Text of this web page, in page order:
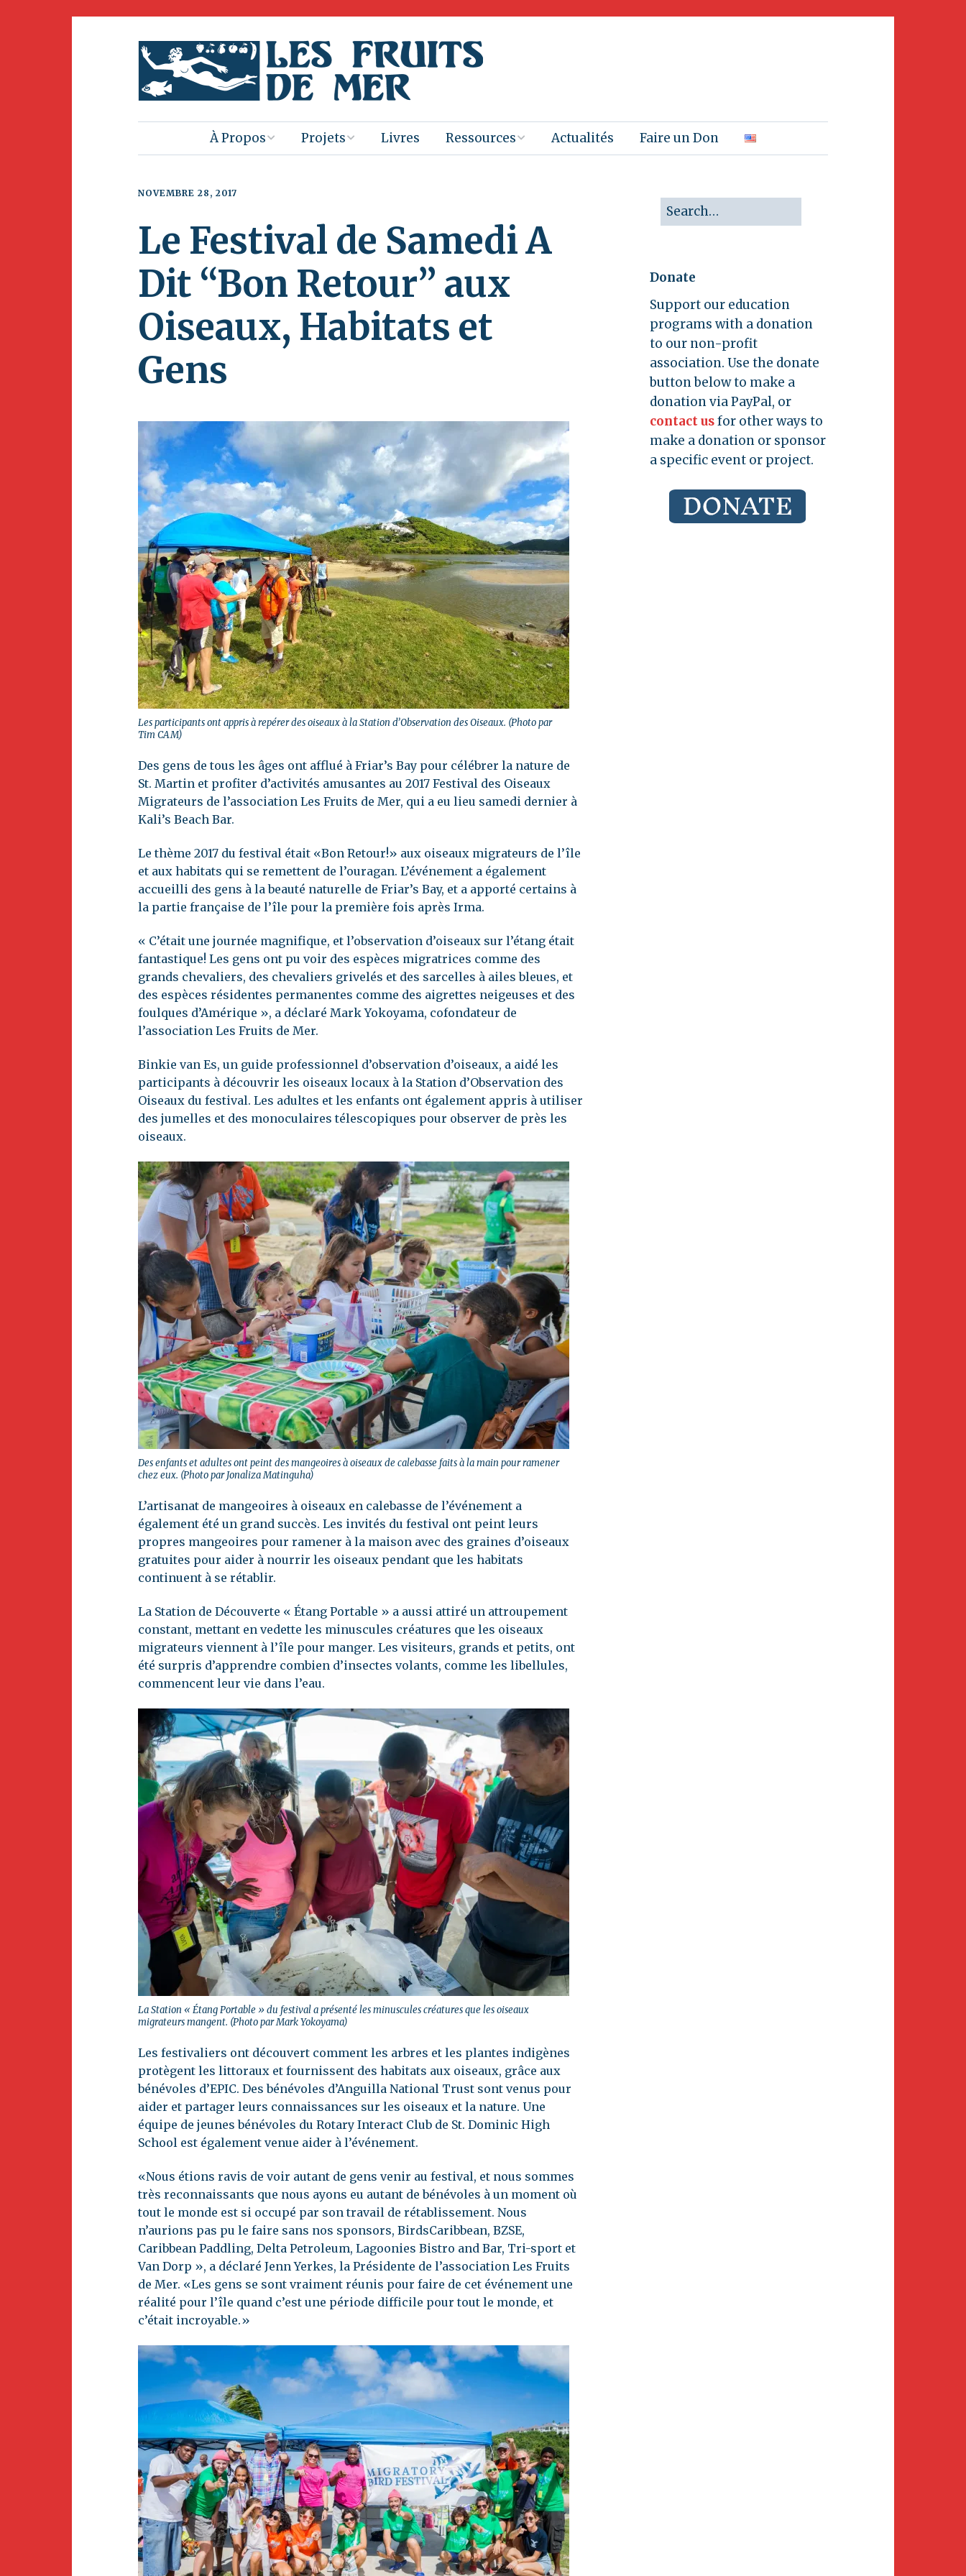
À Propos
Dans la Presse
Benevolat
Adhésion
Projets
Distribution de
livres 2025-26
Club Gaïac
Patrimoine
Détective des
Oiseaux de la
insectes)
Festival des
Animaux
Endémiques
Festival des
Oiseaux
Migrateurs
Livres Ressources
Ebooks
Présentations
Images
Actualités Faire un Don
NOVEMBRE 28, 2017
Le Festival de Samedi A
Dit “Bon Retour” aux
Oiseaux, Habitats et
Gens
Les participants ont appris à repérer des oiseaux à la Station d’Observation des Oiseaux. (Photo par
Tim CAM)
Des gens de tous les âges ont afflué à Friar’s Bay pour célébrer la nature de
St. Martin et profiter d’activités amusantes au 2017 Festival des Oiseaux
Migrateurs de l’association Les Fruits de Mer, qui a eu lieu samedi dernier à
Kali’s Beach Bar.
Le thème 2017 du festival était «Bon Retour!» aux oiseaux migrateurs de l’île
et aux habitats qui se remettent de l’ouragan. L’événement a également
accueilli des gens à la beauté naturelle de Friar’s Bay, et a apporté certains à
la partie française de l’île pour la première fois après Irma.
« C’était une journée magnifique, et l’observation d’oiseaux sur l’étang était
fantastique! Les gens ont pu voir des espèces migratrices comme des
grands chevaliers, des chevaliers grivelés et des sarcelles à ailes bleues, et
des espèces résidentes permanentes comme des aigrettes neigeuses et des
foulques d’Amérique », a déclaré Mark Yokoyama, cofondateur de
l’association Les Fruits de Mer.
Binkie van Es, un guide professionnel d’observation d’oiseaux, a aidé les
participants à découvrir les oiseaux locaux à la Station d’Observation des
Oiseaux du festival. Les adultes et les enfants ont également appris à utiliser
des jumelles et des monoculaires télescopiques pour observer de près les
oiseaux.
Des enfants et adultes ont peint des mangeoires à oiseaux de calebasse faits à la main pour ramener
chez eux. (Photo par Jonaliza Matinguha)
L’artisanat de mangeoires à oiseaux en calebasse de l’événement a
également été un grand succès. Les invités du festival ont peint leurs
propres mangeoires pour ramener à la maison avec des graines d’oiseaux
gratuites pour aider à nourrir les oiseaux pendant que les habitats
continuent à se rétablir.
La Station de Découverte « Étang Portable » a aussi attiré un attroupement
constant, mettant en vedette les minuscules créatures que les oiseaux
migrateurs viennent à l’île pour manger. Les visiteurs, grands et petits, ont
été surpris d’apprendre combien d’insectes volants, comme les libellules,
commencent leur vie dans l’eau.
La Station « Étang Portable » du festival a présenté les minuscules créatures que les oiseaux
migrateurs mangent. (Photo par Mark Yokoyama)
Les festivaliers ont découvert comment les arbres et les plantes indigènes
protègent les littoraux et fournissent des habitats aux oiseaux, grâce aux
bénévoles d’EPIC. Des bénévoles d’Anguilla National Trust sont venus pour
aider et partager leurs connaissances sur les oiseaux et la nature. Une
équipe de jeunes bénévoles du Rotary Interact Club de St. Dominic High
School est également venue aider à l’événement.
«Nous étions ravis de voir autant de gens venir au festival, et nous sommes
très reconnaissants que nous ayons eu autant de bénévoles à un moment où
tout le monde est si occupé par son travail de rétablissement. Nous
n’aurions pas pu le faire sans nos sponsors, BirdsCaribbean, BZSE,
Caribbean Paddling, Delta Petroleum, Lagoonies Bistro and Bar, Tri-sport et
Van Dorp », a déclaré Jenn Yerkes, la Présidente de l’association Les Fruits
de Mer. «Les gens se sont vraiment réunis pour faire de cet événement une
réalité pour l’île quand c’est une période difficile pour tout le monde, et
c’était incroyable.»
Donate
Support our education
programs with a donation
to our non-profit
association. Use the donate
button below to make a
donation via PayPal, or
contact usfor other ways to
make a donation or sponsor
a specific event or project.